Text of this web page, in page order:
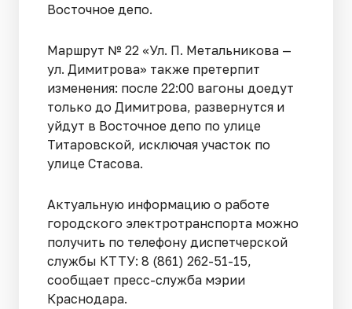
Восточное депо.
Маршрут № 22 «Ул. П. Метальникова —
ул. Димитрова» также претерпит
изменения: после 22:00 вагоны доедут
только до Димитрова, развернутся и
уйдут в Восточное депо по улице
Титаровской, исключая участок по
улице Стасова.
Актуальную информацию о работе
городского электротранспорта можно
получить по телефону диспетчерской
службы КТТУ: 8 (861) 262-51-15,
сообщает пресс-служба мэрии
Краснодара.